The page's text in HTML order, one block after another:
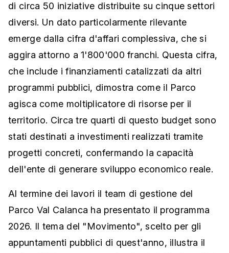
di circa 50 iniziative distribuite su cinque settori
diversi. Un dato particolarmente rilevante
emerge dalla cifra d'affari complessiva, che si
aggira attorno a 1'800'000 franchi. Questa cifra,
che include i finanziamenti catalizzati da altri
programmi pubblici, dimostra come il Parco
agisca come moltiplicatore di risorse per il
territorio. Circa tre quarti di questo budget sono
stati destinati a investimenti realizzati tramite
progetti concreti, confermando la capacità
dell'ente di generare sviluppo economico reale.
Al termine dei lavori il team di gestione del
Parco Val Calanca ha presentato il programma
2026. Il tema del "Movimento", scelto per gli
appuntamenti pubblici di quest'anno, illustra il